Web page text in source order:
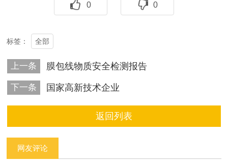
0 0
标签： 全部
上一条 膜包线物质安全检测报告
下一条 国家高新技术企业
返回列表
网友评论